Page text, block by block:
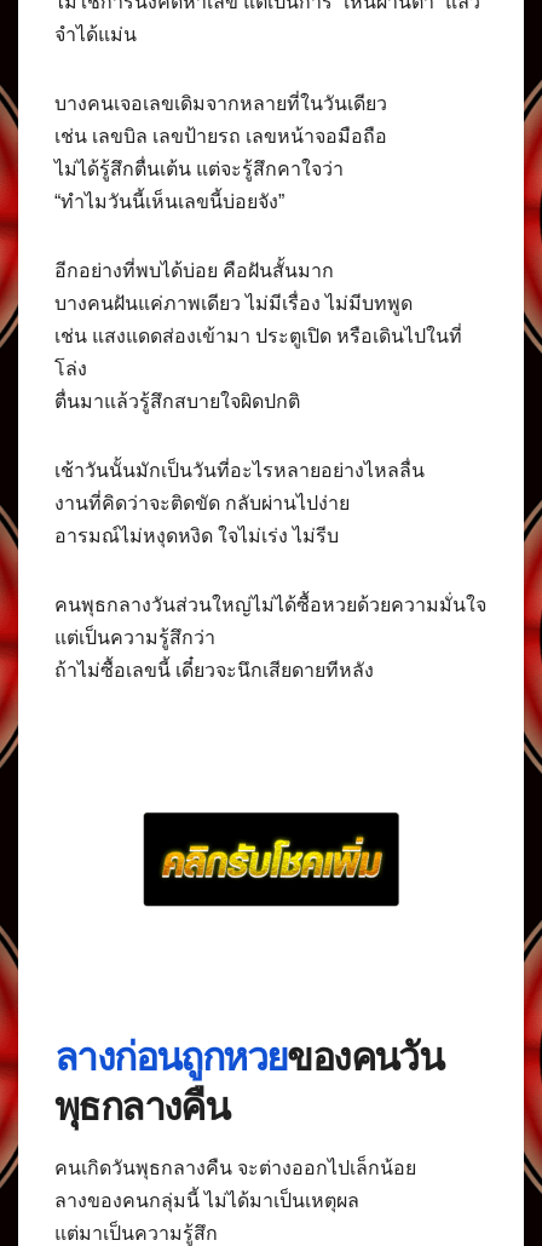
จำได้แม่น
บางคนเจอเลขเดิมจากหลายที่ในวันเดียว
เช่น เลขบิล เลขป้ายรถ เลขหน้าจอมือถือ
ไม่ได้รู้สึกตื่นเต้น แต่จะรู้สึกคาใจว่า
“ทำไมวันนี้เห็นเลขนี้บ่อยจัง”
อีกอย่างที่พบได้บ่อย คือฝันสั้นมาก
บางคนฝันแค่ภาพเดียว ไม่มีเรื่อง ไม่มีบทพูด
เช่น แสงแดดส่องเข้ามา ประตูเปิด หรือเดินไปในที่
โล่ง
ตื่นมาแล้วรู้สึกสบายใจผิดปกติ
เช้าวันนั้นมักเป็นวันที่อะไรหลายอย่างไหลลื่น
งานที่คิดว่าจะติดขัด กลับผ่านไปง่าย
อารมณ์ไม่หงุดหงิด ใจไม่เร่ง ไม่รีบ
คนพุธกลางวันส่วนใหญ่ไม่ได้ซื้อหวยด้วยความมั่นใจ
แต่เป็นความรู้สึกว่า
ถ้าไม่ซื้อเลขนี้ เดี๋ยวจะนึกเสียดายทีหลัง
ลางก่อนถูกหวยของคนวัน
พุธกลางคืน
คนเกิดวันพุธกลางคืน จะต่างออกไปเล็กน้อย
ลางของคนกลุ่มนี้ ไม่ได้มาเป็นเหตุผล
แต่มาเป็นความรู้สึก